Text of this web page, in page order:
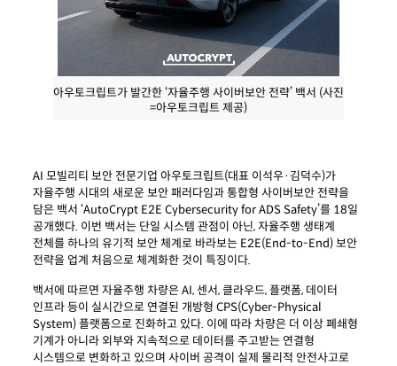
아우토크립트가 발간한 ‘자율주행 사이버보안 전략’ 백서 (사진
=아우토크립트 제공)
AI 모빌리티 보안 전문기업 아우토크립트(대표 이석우·김덕수)가
자율주행 시대의 새로운 보안 패러다임과 통합형 사이버보안 전략을
담은 백서 ‘AutoCrypt E2E Cybersecurity for ADS Safety’를 18일
공개했다. 이번 백서는 단일 시스템 관점이 아닌, 자율주행 생태계
전체를 하나의 유기적 보안 체계로 바라보는 E2E(End-to-End) 보안
전략을 업계 처음으로 체계화한 것이 특징이다.
백서에 따르면 자율주행 차량은 AI, 센서, 클라우드, 플랫폼, 데이터
인프라 등이 실시간으로 연결된 개방형 CPS(Cyber-Physical
System) 플랫폼으로 진화하고 있다. 이에 따라 차량은 더 이상 폐쇄형
기계가 아니라 외부와 지속적으로 데이터를 주고받는 연결형
시스템으로 변화하고 있으며 사이버 공격이 실제 물리적 안전사고로